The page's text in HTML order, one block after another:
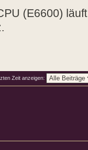
(E6600)
Zeit anzeigen: